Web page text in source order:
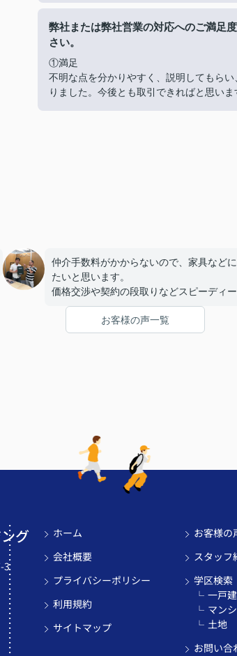
弊社または弊社営業の対応へのご満足
さい。
①満足
不明な点を分かりやすく、説明してもら
りました。今後とも取引できればと思いま
仲介手数料がかからないので、家具など
たいと思います。
価格交渉や契約の段取りなどスピーディー
応してくれて、ありがとうございました。
お客様の声一覧
グ
3
ホーム
会社概要
プライバシーポリシー
利用規約
サイトマップ
お客様の
スタッフ
学区検索
一戸
マン
土地
お問い合